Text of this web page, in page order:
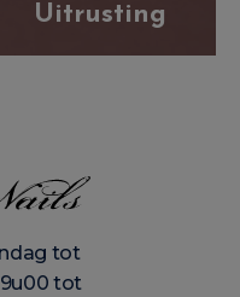
Uitrusting
tot
tot